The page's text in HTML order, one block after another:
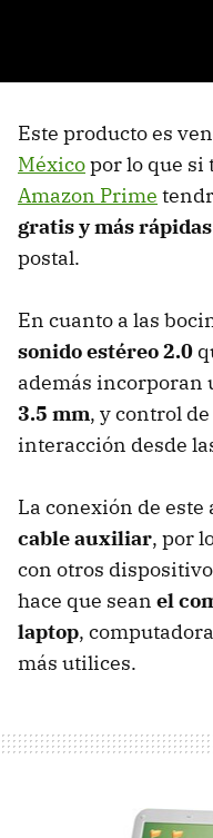
Este producto es
Méxicopor lo que si
Amazon Prime
gratis y más rápidas
postal.
En cuanto a las
sonido estéreo 2.0
además incorporan
3.5 mm, y control
interacción desde
La conexión de
cable auxiliar, por
con otros
hace que sean el
laptop,
más utilices.